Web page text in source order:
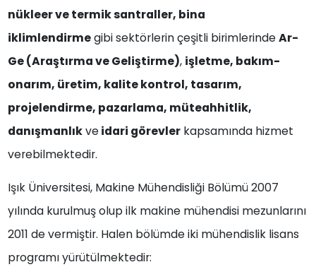
nükleer ve termik santraller, bina
iklimlendirmegibi sektörlerin çeşitli birimlerindeAr-
Ge (Araştırma ve Geliştirme), işletme, bakım-
onarım, üretim, kalite kontrol, tasarım,
projelendirme, pazarlama, müteahhitlik,
danışmanlıkveidari görevlerkapsamında hizmet
verebilmektedir.
Işık Üniversitesi, Makine Mühendisliği Bölümü 2007
yılında kurulmuş olup ilk makine mühendisi mezunlarını
2011 de vermiştir. Halen bölümde iki mühendislik lisans
programı yürütülmektedir: